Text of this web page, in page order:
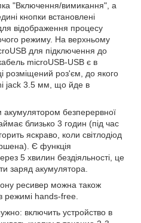
"Включення/вимикання", а
кнопки встановлені
відображення процесу
режиму. На верхньому
для підключення до
microUSB-USB є в
розміщений роз'єм, до якого
jack 3.5 мм, що йде в
безперервної
близько 3 годин (під час
яскраво, коли світлодіод
Є функція
5 хвилин бездіяльності, це
заряд акумулятора.
ресивер можна також
режимі hands-free.
включить устройство в